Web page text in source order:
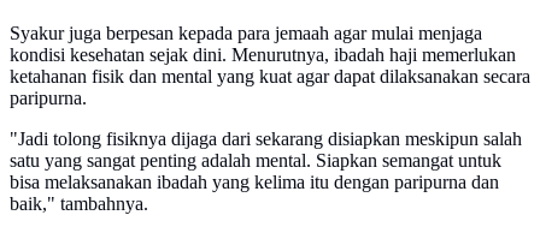
Syakur juga berpesan kepada para jemaah agar mulai menjaga
kondisi kesehatan sejak dini. Menurutnya, ibadah haji memerlukan
ketahanan fisik dan mental yang kuat agar dapat dilaksanakan secara
paripurna.
"Jadi tolong fisiknya dijaga dari sekarang disiapkan meskipun salah
satu yang sangat penting adalah mental. Siapkan semangat untuk
bisa melaksanakan ibadah yang kelima itu dengan paripurna dan
baik," tambahnya.